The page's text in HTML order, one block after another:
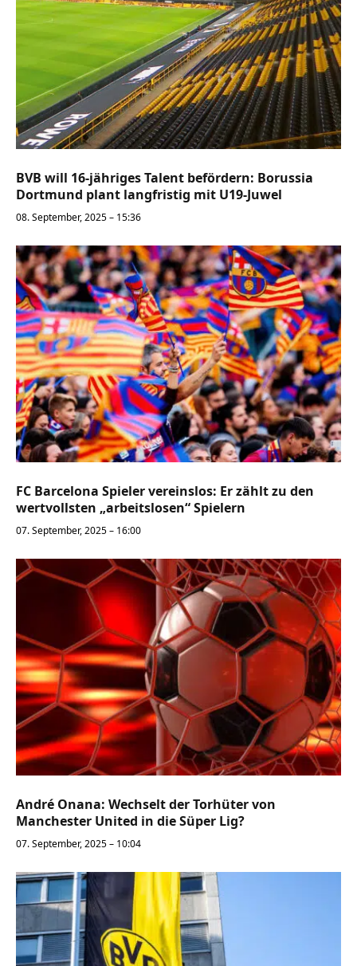
BVB will 16-jähriges Talent befördern: Borussia
Dortmund plant langfristig mit U19-Juwel
08. September, 2025 – 15:36
FC Barcelona Spieler vereinslos: Er zählt zu den
wertvollsten „arbeitslosen“ Spielern
07. September, 2025 – 16:00
André Onana: Wechselt der Torhüter von
Manchester United in die Süper Lig?
07. September, 2025 – 10:04